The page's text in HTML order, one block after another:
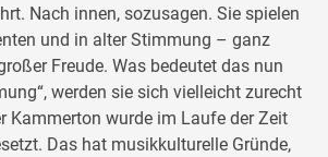
Nach innen, sozusagen. Sie spielen
und in alter Stimmung – ganz
Freude. Was bedeutet das nun
werden sie sich vielleicht zurecht
Kammerton wurde im Laufe der Zeit
Das hat musikkulturelle Gründe,